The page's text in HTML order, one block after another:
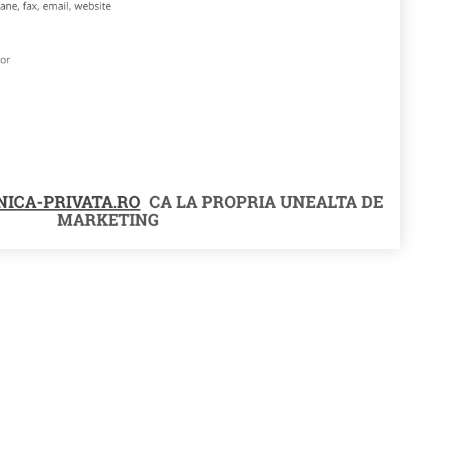
fax, email, website
PRIVATA.RO CA LA PROPRIA UNEALTA DE
MARKETING